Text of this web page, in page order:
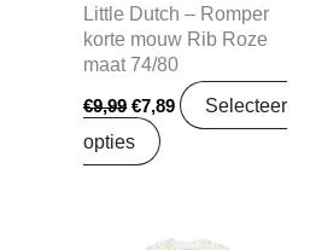
Little Dutch – Romper
korte mouw Rib Roze
maat 74/80
€9,99 €7,89
Selecteer
opties
prijs
prijs